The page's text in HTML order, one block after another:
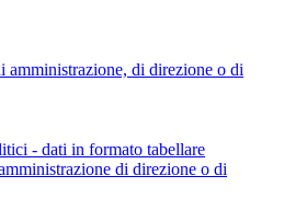
di direzione o di
- dati in formato tabellare
di direzione o di